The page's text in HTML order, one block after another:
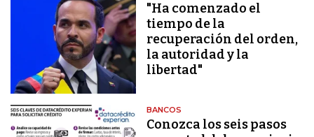
"Ha comenzado el
tiempo de la
recuperación del orden,
la autoridad y la
libertad"
BANCOS
Conozca los seis pasos